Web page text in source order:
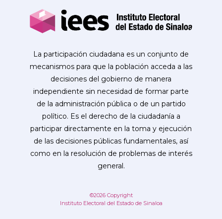
La participación ciudadana es un conjunto de
mecanismos para que la población acceda a las
decisiones del gobierno de manera
independiente sin necesidad de formar parte
de la administración pública o de un partido
político. Es el derecho de la ciudadanía a
participar directamente en la toma y ejecución
de las decisiones públicas fundamentales, así
como en la resolución de problemas de interés
general.
©2026 Copyright
Instituto Electoral del Estado de Sinaloa